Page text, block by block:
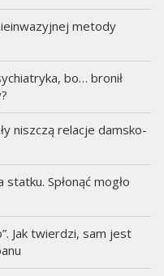
metody
bo… bronił
niszczą relacje damsko-
Spłonąć mogło
Jak twierdzi, sam jest